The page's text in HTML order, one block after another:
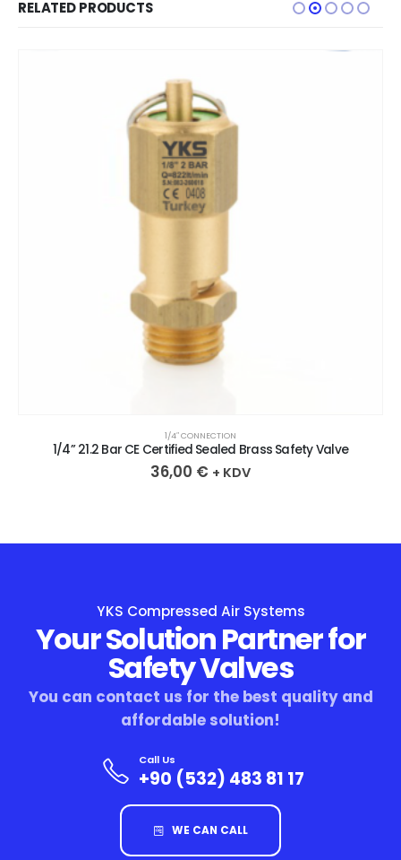
RELATED PRODUCTS
1/4″ CONNECTION
1/4” 21.2 Bar CE Certified Sealed Brass Safety Valve
36,00 € + KDV
YKS Compressed Air Systems
Your Solution Partner for
Safety Valves
You can contact us for the best quality and
affordable solution!
Call Us
+90 (532) 483 81 17
WE CAN CALL